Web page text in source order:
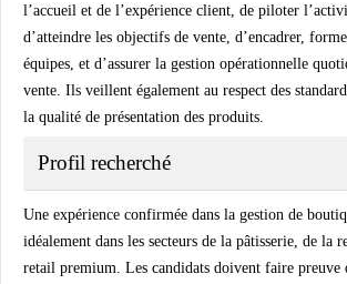
l’accueil et de l’expérience client, de piloter
d’atteindre les objectifs de vente, d’encadrer,
équipes, et d’assurer la gestion opérationnelle
vente. Ils veillent également au respect des
la qualité de présentation des produits.
Profil recherché
Une expérience confirmée dans la gestion de
idéalement dans les secteurs de la pâtisserie, de la
retail premium. Les candidats doivent faire preuve